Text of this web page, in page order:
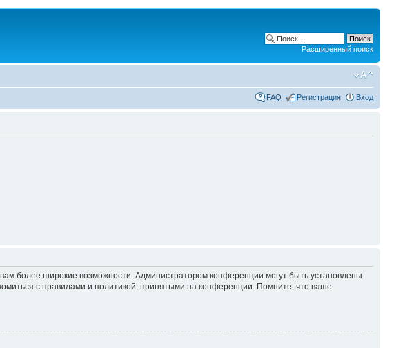
Расширенный поиск
FAQ Регистрация Вход
более широкие возможности. Администратором конференции могут быть установлены
с правилами и политикой, принятыми на конференции. Помните, что ваше